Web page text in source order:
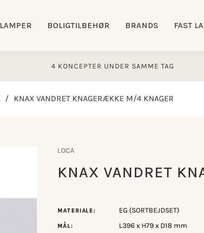
LAMPER BOLIGTILBEHØR BRANDS FAST
4 KONCEPTER UNDER SAMME TAG
/ KNAX VANDRET KNAGERÆKKE M/4 KNAGER
LOCA
KNAX VANDRET
MATERIALE: EG (SORTBEJDSET)
MÅL: L396 x H79 x D18 mm